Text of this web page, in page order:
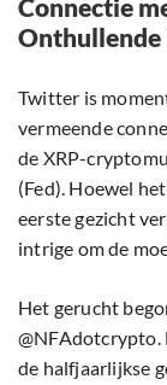
Connectie
Onthullende
Twitter is
vermeende
de XRP-
(Fed). Hoewel
eerste gezicht
intrige om de
Het gerucht
@NFAdotcrypto.
de halfjaarlijkse